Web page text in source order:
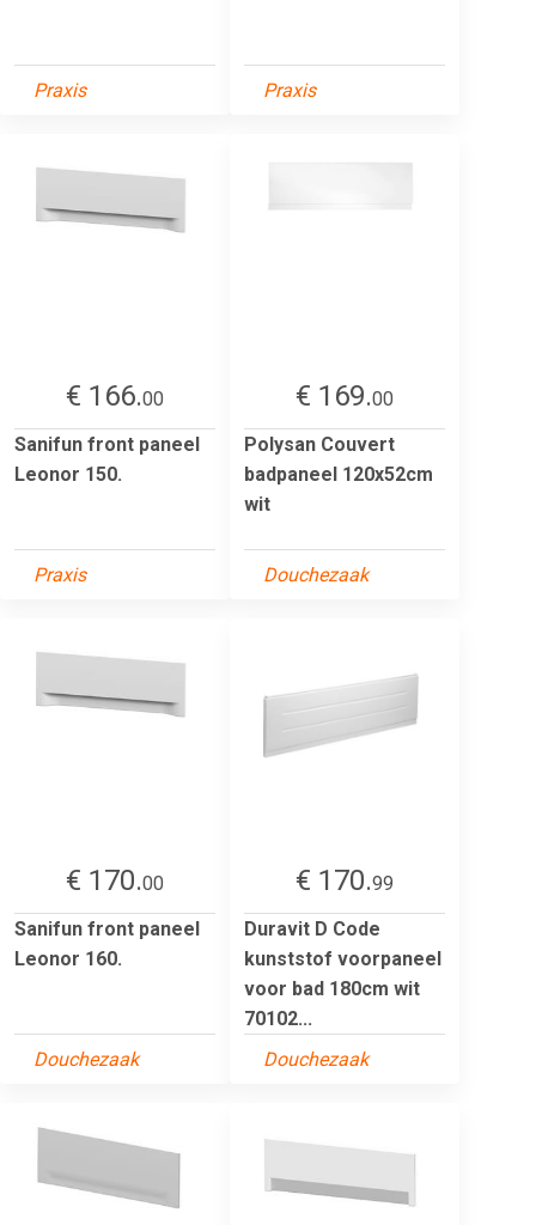
Praxis Praxis
€ 166.00
Sanifun front paneel
Leonor 150.
Praxis
€ 169.00
Polysan Couvert
badpaneel 120x52cm
wit
Douchezaak
€ 170.00
Sanifun front paneel
Leonor 160.
Douchezaak
€ 170.99
Duravit D Code
kunststof voorpaneel
voor bad 180cm wit
70102...
Douchezaak